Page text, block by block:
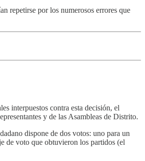
repetirse por los numerosos errores que
interpuestos contra esta decisión, el
y de las Asambleas de Distrito.
dispone de dos votos: uno para un
de voto que obtuvieron los partidos (el